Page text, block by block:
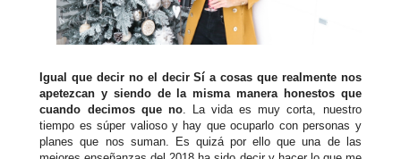
Igual que decir no el decir Sí a cosas que realmente nos
apetezcan y siendo de la misma manera honestos que
cuando decimos que no. La vida es muy corta, nuestro
tiempo es súper valioso y hay que ocuparlo con personas y
planes que nos suman. Es quizá por ello que una de las